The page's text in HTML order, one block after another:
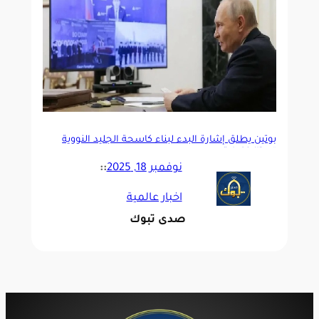
بوتين يطلق إشارة البدء لبناء كاسحة الجليد النووية
نوفمبر 18, 2025 ::
اخبار عالمية
صدى تبوك